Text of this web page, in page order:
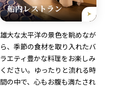
船内レストラン
雄大な太平洋の景色を眺めなが
ら、季節の食材を取り入れたバ
ラエティ豊かな料理をお楽しみ
ください。ゆったりと流れる時
間の中で、心もお腹も満たされ